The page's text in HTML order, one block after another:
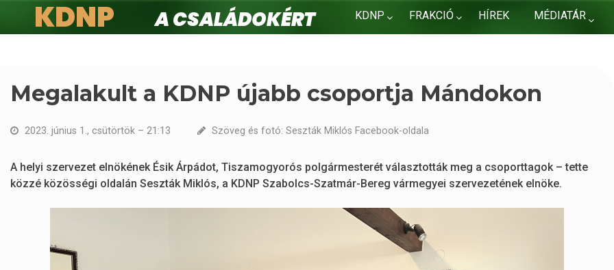
KDNP FRAKCIÓ HÍREK MÉDIATÁR
KDNP
A családokért.
Megalakult a KDNP újabb csoportja Mándokon
2023. június 1., csütörtök – 21:13 Szöveg és fotó: Seszták Miklós Facebook-oldala
A helyi szervezet elnökének Ésik Árpádot, Tiszamogyorós polgármesterét választották meg a csoporttagok – tette
közzé közösségi oldalán Seszták Miklós, a KDNP Szabolcs-Szatmár-Bereg vármegyei szervezetének elnöke.